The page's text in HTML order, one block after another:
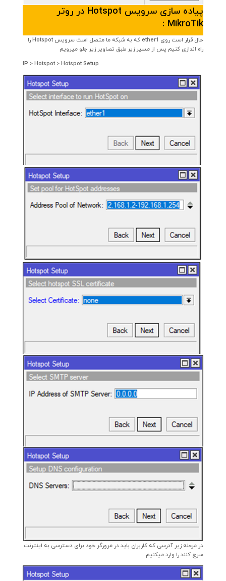
پیاده سازی سرویس Hotspot در روتر
MikroTik :
حال قرار است روی ether1 که به شبکه ما متصل است سرویس Hotspot را
راه اندازی کنیم پس از مسیر زیر طبق تصاویر زیر جلو میرویم
IP > Hotspot > Hotspot Setup
در مرحله زیر آدرسی که کاربران باید در مرورگر خود برای دسترسی به اینترنت
سرچ کنند را وارد میکنیم